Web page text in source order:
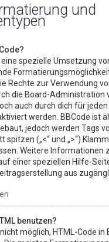
und
eine spezielle Umsetzung
Rechte zur Verwendung
die Board-Administration
auch durch dich für
werden. BBCode ist
jedoch werden Tags
spitzen („<“ und „>“)
Weitere Informationen
einer speziellen Hilfe-
aus
benutzen?
möglich, HTML-Code in